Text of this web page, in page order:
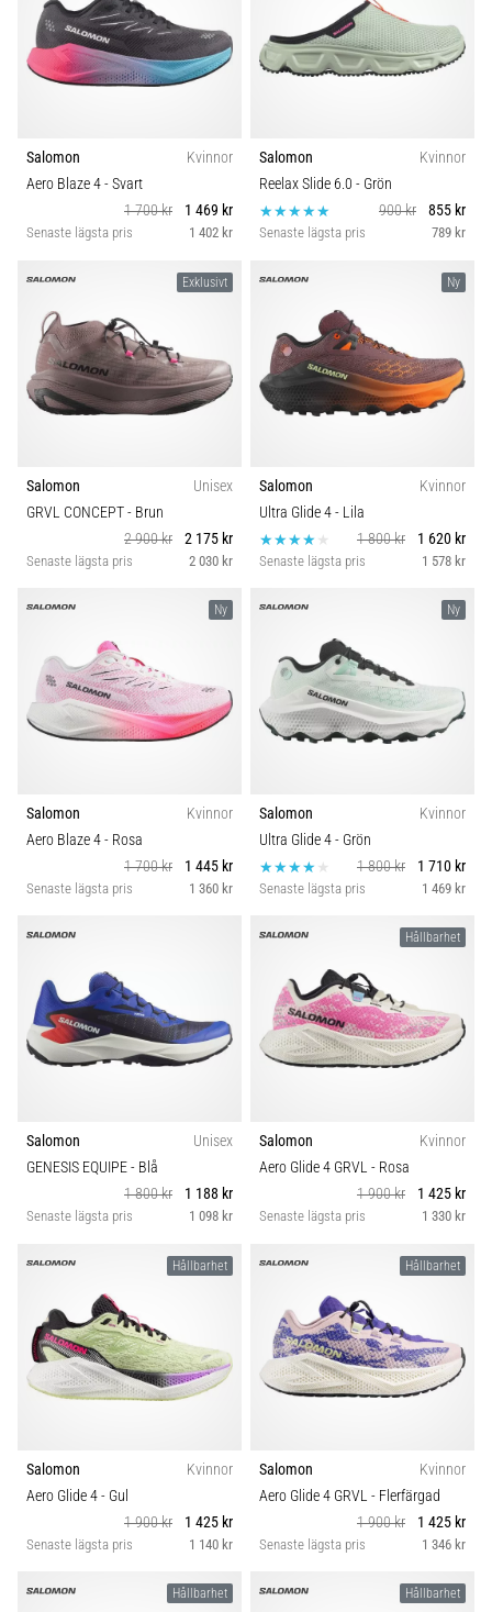
Salomon
Kvinnor
Aero Blaze 4- Svart
1 700 kr
1 469 kr
Senaste lägsta pris 1 402 kr
Salomon
Kvinnor
Reelax Slide 6.0 - Grön
900 kr
855 kr
Senaste lägsta pris 789 kr
Exklusivt
Salomon
Unisex
GRVL CONCEPT- Brun
2 900 kr
2 175 kr
Senaste lägsta pris 2 030 kr
Ny
Salomon
Kvinnor
Ultra Glide 4- Lila
1 800 kr
1 620 kr
Senaste lägsta pris 1 578 kr
Ny
Salomon
Kvinnor
Aero Blaze 4- Rosa
1 700 kr
1 445 kr
Senaste lägsta pris 1 360 kr
Ny
Salomon
Kvinnor
Ultra Glide 4- Grön
1 800 kr
1 710 kr
Senaste lägsta pris 1 469 kr
Salomon
Unisex
GENESIS EQUIPE- Blå
1 800 kr
1 188 kr
Senaste lägsta pris 1 098 kr
Hållbarhet
Salomon
Kvinnor
Aero Glide 4 GRVL - Rosa
1 900 kr
1 425 kr
Senaste lägsta pris 1 330 kr
Hållbarhet
Salomon
Kvinnor
Aero Glide 4- Gul
1 900 kr
1 425 kr
Senaste lägsta pris 1 140 kr
Hållbarhet
Salomon
Kvinnor
Aero Glide 4 GRVL - Flerfärgad
1 900 kr
1 425 kr
Senaste lägsta pris 1 346 kr
Hållbarhet Hållbarhet